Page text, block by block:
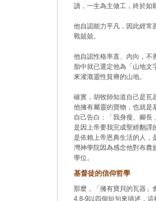
讀，一生為主做工，終於如
他自認能力平凡，因此經常
戰兢兢。
他自認性格率直、內向，不
胎中就已選定他為「山地文
來灌溉靈性貧瘠的山地。
確實，胡牧師知道自己是瓦
他擁有屬靈的寶物，也就是
自己告白：「我身瘦、腳長
是因上帝要我完成聖經翻譯
是依賴上帝恩典生活的人，
灣神學院因為感念他對布農
學位。
基督徒的信仰哲學
那麼，「擁有寶貝的瓦器」
4:8-9以四個短句來描述，